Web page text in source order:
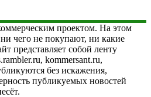
проектом. На этом
чего не покупают, ни какие
представляет собой ленту
kommersant.ru,
без искажения,
публикуемых новостей